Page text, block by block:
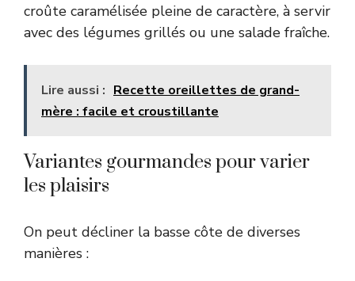
croûte caramélisée pleine de caractère, à servir
avec des légumes grillés ou une salade fraîche.
Lire aussi : Recette oreillettes de grand-
mère : facile et croustillante
Variantes gourmandes pour varier
les plaisirs
On peut décliner la basse côte de diverses
manières :